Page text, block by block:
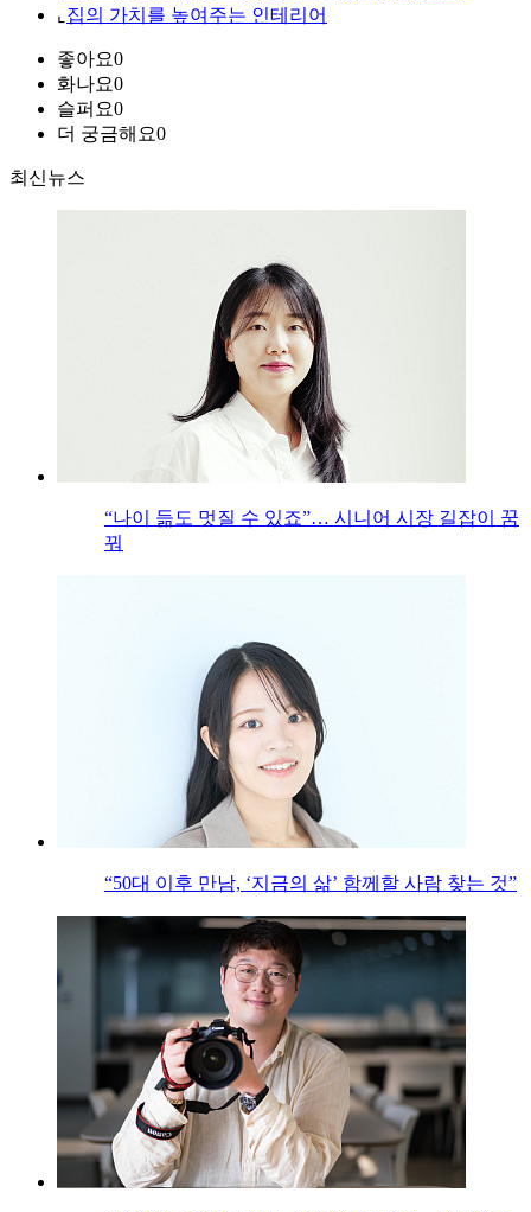
⌞ 집의 가치를 높여주는 인테리어
좋아요0
화나요0
슬퍼요0
더 궁금해요0
최신뉴스
“나이 듦도 멋질 수 있죠”… 시니어 시장 길잡이 꿈
꿔
“50대 이후 만남, ‘지금의 삶’ 함께할 사람 찾는 것”